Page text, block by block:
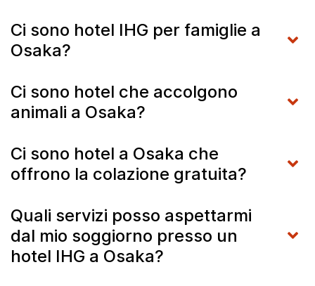
Ci sono hotel IHG per famiglie a
Osaka?
Ci sono hotel che accolgono
animali a Osaka?
Ci sono hotel a Osaka che
offrono la colazione gratuita?
Quali servizi posso aspettarmi
dal mio soggiorno presso un
hotel IHG a Osaka?